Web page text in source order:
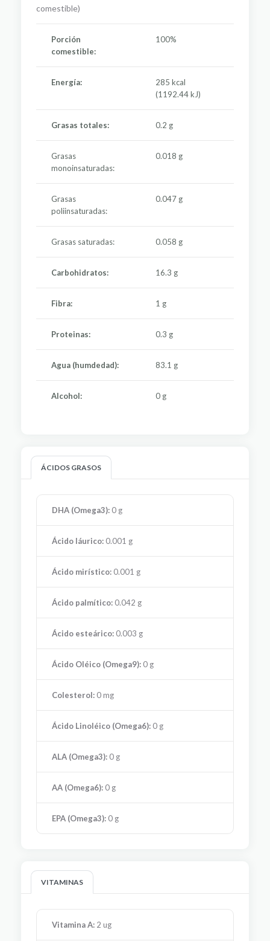
comestible)
Porción
comestible:
100%
Energía:
285 kcal
(1192.44 kJ)
Grasas totales: 0.2 g
Grasas
monoinsaturadas:
0.018 g
Grasas
poliinsaturadas:
0.047 g
Grasas saturadas: 0.058 g
Carbohidratos: 16.3 g
Fibra: 1 g
Proteinas: 0.3 g
Agua (humdedad): 83.1 g
Alcohol: 0 g
ÁCIDOS GRASOS
DHA (Omega3): 0 g
Ácido láurico: 0.001 g
Ácido mirístico: 0.001 g
Ácido palmítico: 0.042 g
Ácido esteárico: 0.003 g
Ácido Oléico (Omega9): 0 g
Colesterol: 0 mg
Ácido Linoléico (Omega6): 0 g
ALA (Omega3): 0 g
AA (Omega6): 0 g
EPA (Omega3): 0 g
VITAMINAS
Vitamina A: 2 ug